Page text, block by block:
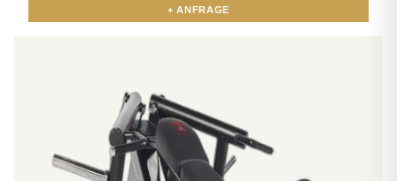
+ ANFRAGE